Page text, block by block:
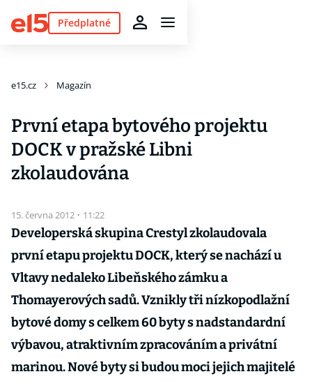
Předplatné
e15.cz Magazín
První etapa bytového projektu
DOCK v pražské Libni
zkolaudována
15. června 2012 · 11:22
Developerská skupina Crestyl zkolaudovala
první etapu projektu DOCK, který se nachází u
Vltavy nedaleko Libeňského zámku a
Thomayerových sadů. Vznikly tři nízkopodlažní
bytové domy s celkem 60 byty s nadstandardní
výbavou, atraktivním zpracováním a privátní
marinou. Nové byty si budou moci jejich majitelé